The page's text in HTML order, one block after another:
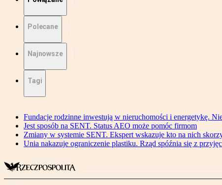
Polecane
Najnowsze
Tagi
Fundacje rodzinne inwestują w nieruchomości i energetykę.
Jest sposób na SENT. Status AEO może pomóc firmom
Zmiany w systemie SENT. Ekspert wskazuje kto na nich
Unia nakazuje ograniczenie plastiku. Rząd spóźnia się z